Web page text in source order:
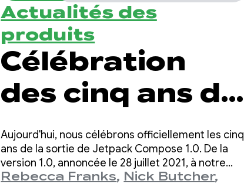
Actualités des
produits
Célébration
des cinq ans de
Jetpack
Compose
Aujourd'hui, nous célébrons officiellement les cinq
ans de la sortie de Jetpack Compose 1.0. De la
version 1.0, annoncée le 28 juillet 2021, à notre
dernière version 1.11, les API ont
Rebecca Franks, Nick Butcher,